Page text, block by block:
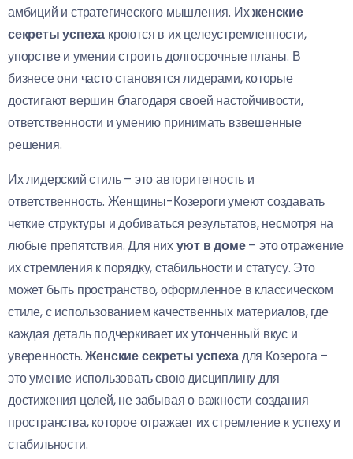
амбиций и стратегического мышления. Ихженские
секреты успеха кроются в их целеустремленности,
упорстве и умении строить долгосрочные планы. В
бизнесе они часто становятся лидерами, которые
достигают вершин благодаря своей настойчивости,
ответственности и умению принимать взвешенные
решения.
Их лидерский стиль – это авторитетность и
ответственность. Женщины-Козероги умеют создавать
четкие структуры и добиваться результатов, несмотря на
любые препятствия. Для нихуют в доме– это отражение
их стремления к порядку, стабильности и статусу. Это
может быть пространство, оформленное в классическом
стиле, с использованием качественных материалов, где
каждая деталь подчеркивает их утонченный вкус и
уверенность.Женские секреты успехадля Козерога –
это умение использовать свою дисциплину для
достижения целей, не забывая о важности создания
пространства, которое отражает их стремление к успеху и
стабильности.